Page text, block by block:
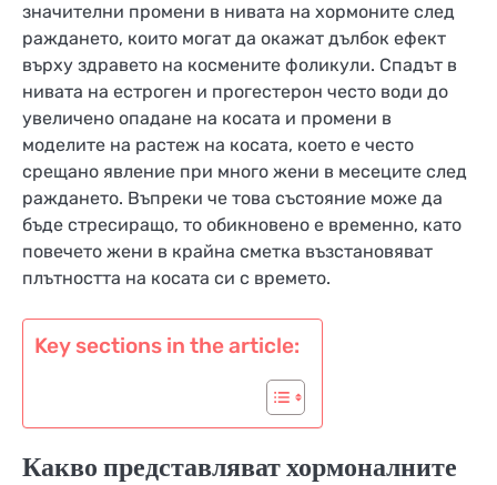
значителни промени в нивата на хормоните след
раждането, които могат да окажат дълбок ефект
върху здравето на космените фоликули. Спадът в
нивата на естроген и прогестерон често води до
увеличено опадане на косата и промени в
моделите на растеж на косата, което е често
срещано явление при много жени в месеците след
раждането. Въпреки че това състояние може да
бъде стресиращо, то обикновено е временно, като
повечето жени в крайна сметка възстановяват
плътността на косата си с времето.
Key sections in the article:
Какво представляват хормоналните